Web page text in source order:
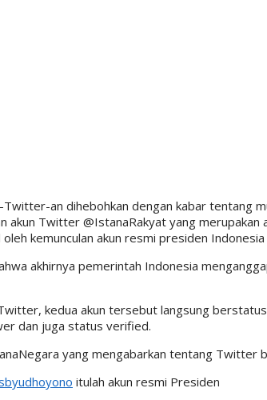
an dihebohkan dengan kabar tentang
akun Twitter @IstanaRakyat yang
kemunculan akun resmi presiden
akhirnya pemerintah Indonesia
kedua akun tersebut langsung
dan juga status verified.
yang mengabarkan tentang Twitter
itulah akun resmi Presiden